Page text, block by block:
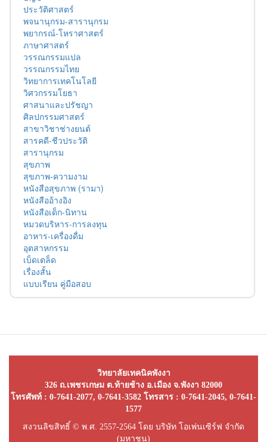
ประวัติศาสตร์
พจนานุกรม-สารานุกรม
พยากรณ์-โหราศาสตร์
ภาษาศาสตร์
วรรณกรรมแปล
วรรณกรรมไทย
วิทยาการเทคโนโลยี
วิศวกรรมโยธา
ศาสนาและปรัชญา
ศิลปกรรมศาสตร์
สาขาวิชาช่างยนต์
สารคดี-ชีวประวัติ
สารานุกรม
สุขภาพ
สุขภาพ-ความงาม
หนังสือสุขภาพ (รามา)
หนังสืออ้างอิง
หนังสือเด็ก-นิทาน
หมวดบริหาร-การลงทุน
อาหาร-เครื่องดื่ม
อุตสาหกรรม
เบ็ดเตล็ด
เรื่องสั้น
แบบเรียน คู่มือสอบ
วิทยาลัยเทคนิคพังงา
326 ถ.เพชรเกษม ต.ท้ายช้าง อ.เมือง จ.พังงา 82000
โทรศัพท์ : 0-7641-2077, 0-7641-3582 โทรสาร : 0-7641-2045, 0-7641-
1577
สงวนลิขสิทธิ์ © พ.ศ. 2557-2564 โดย บริษัท โอเพ่นเซิร์ฟ จำกัด
(มหาชน)